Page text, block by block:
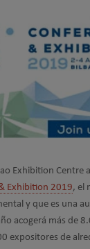
Exhibition Centre
Exhibition 2019, el
y que es una
acogerá más de
expositores de